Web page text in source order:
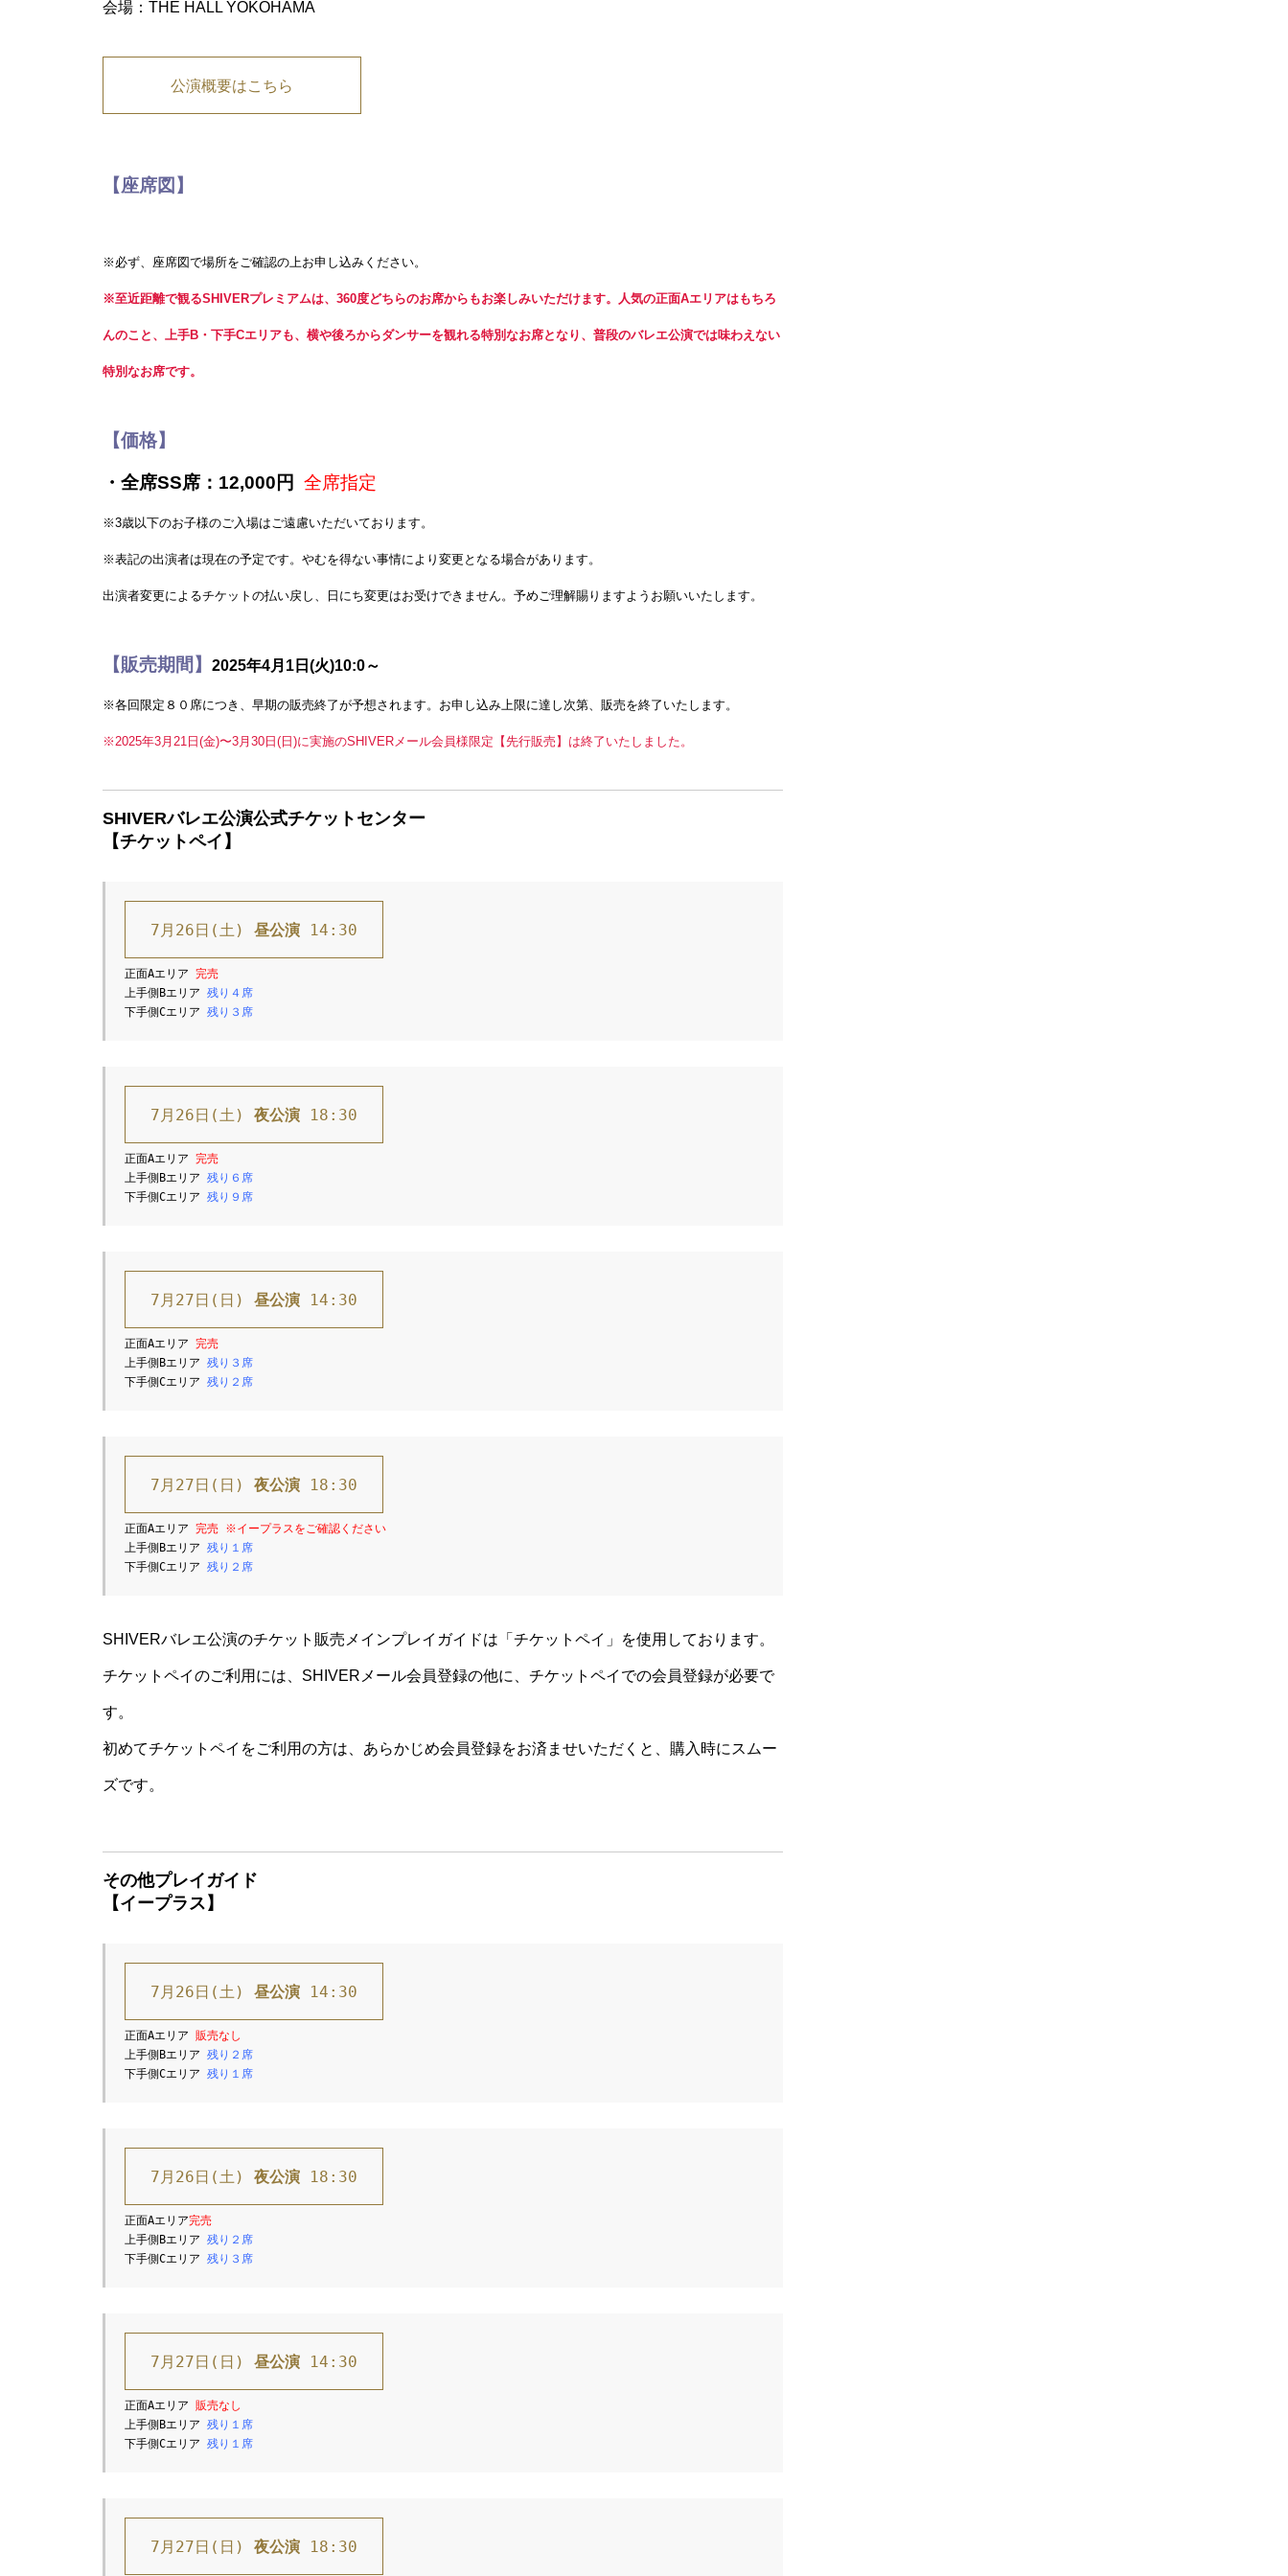
会場：THE HALL YOKOHAMA
公演概要はこちら
【座席図】
※必ず、座席図で場所をご確認の上お申し込みください。
※至近距離で観るSHIVERプレミアムは、360度どちらのお席からもお楽しみいただけます。人気の正面Aエリアはもちろ
んのこと、 上手B・下手Cエリアも、横や後ろからダンサーを観れる特別なお席となり、普段のバレエ公演では味わえない
特別なお席です。
【価格】
・全席SS席：12,000円 全席指定
※3歳以下のお子様のご入場はご遠慮いただいております。
※表記の出演者は現在の予定です。やむを得ない事情により変更となる場合があります。
出演者変更によるチケットの払い戻し、日にち変更はお受けできません。 予めご理解賜りますようお願いいたします。
【販売期間】 2025年4月1日(火)10:0～
※各回限定８０席につき、早期の販売終了が予想されます。お申し込み上限に達し次第、販売を終了いたします。
※2025年3月21日(金)〜3月30日(日)に実施のSHIVERメール会員様限定【先行販売】は終了いたしました。
SHIVERバレエ公演公式チケットセンター
【チケットペイ】
7月26日(土) 昼公演 14:30
正面Aエリア
上手側Bエリア 残り４席
下手側Cエリア 残り３席
7月26日(土) 夜公演 18:30
正面Aエリア
上手側Bエリア 残り６席
下手側Cエリア 残り９席
7月27日(日) 昼公演 14:30
正面Aエリア
上手側Bエリア 残り３席
下手側Cエリア 残り２席
7月27日(日) 夜公演 18:30
正面Aエリア
上手側Bエリア 残り１席
下手側Cエリア 残り２席
SHIVERバレエ公演のチケット販売メインプレイガイドは「チケットペイ」を使用しております。
チケットペイのご利用には、SHIVERメール会員登録の他に、チケットペイでの会員登録が必要で
す。
初めてチケットペイをご利用の方は、あらかじめ会員登録をお済ませいただくと、購入時にスムー
ズです。
その他プレイガイド
【イープラス】
7月26日(土) 昼公演 14:30
正面Aエリア
上手側Bエリア 残り２席
下手側Cエリア 残り１席
7月26日(土) 夜公演 18:30
正面Aエリア完売
上手側Bエリア 残り２席
下手側Cエリア 残り３席
7月27日(日) 昼公演 14:30
正面Aエリア
上手側Bエリア 残り１席
下手側Cエリア 残り１席
7月27日(日) 夜公演 18:30